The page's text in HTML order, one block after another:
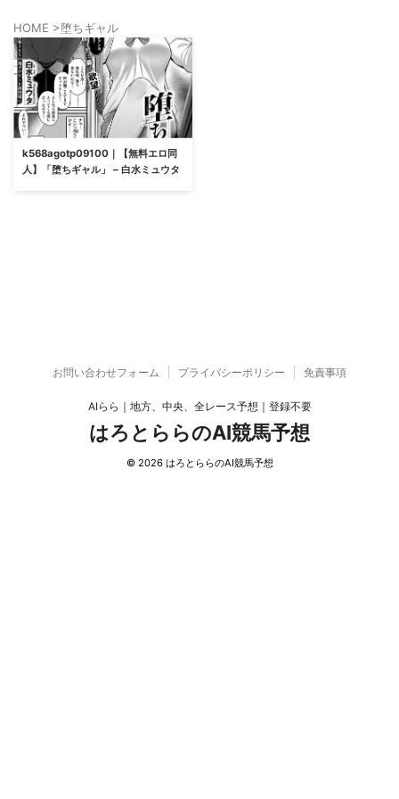
HOME >堕ちギャル
k568agotp09100｜【無料エロ同
人】「堕ちギャル」 – 白水ミュウタ
お問い合わせフォーム プライバシーポリシー 免責事項
AIらら｜地方、中央、全レース予想｜登録不要
はろとららのAI競馬予想
© 2026 はろとららのAI競馬予想